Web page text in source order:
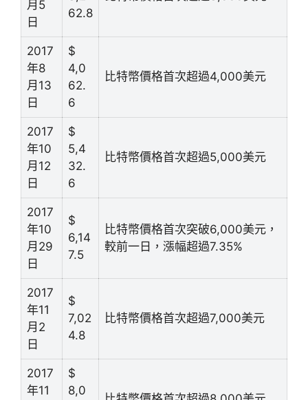
月5
日
62.8
2017
年8
月13
日
$
4,0
62.
6
比特幣價格首次超過4,000美元
2017
年10
月12
日
$
5,4
32.
6
比特幣價格首次超過5,000美元
2017
年10
月29
日
$
6,14
7.5
比特幣價格首次突破6,000美元，
較前一日，漲幅超過7.35%
2017
年11
月2
日
$
7,02
4.8
比特幣價格首次超過7,000美元
2017
年11
$
8,0